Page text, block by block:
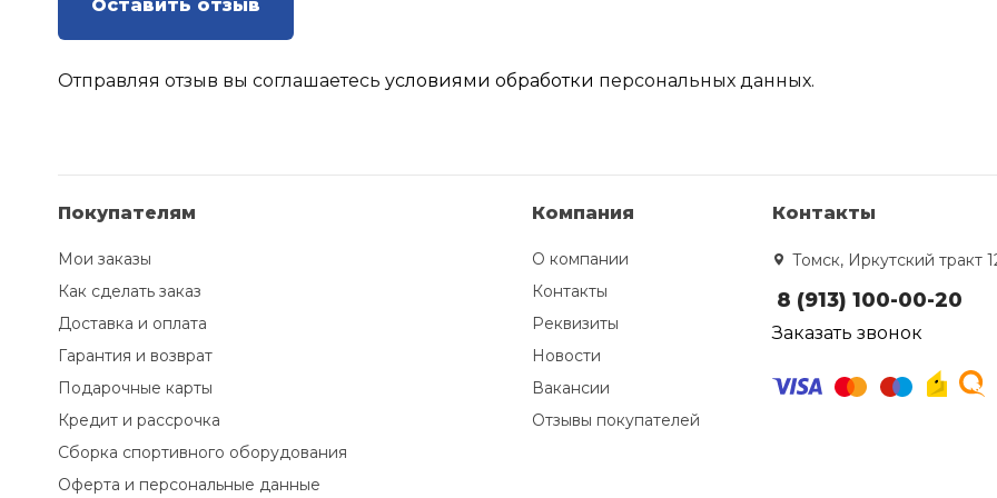
Оставить отзыв
Отправляя отзыв вы соглашаетесь условиями обработки персональных данных.
Покупателям
Мои заказы
Как сделать заказ
Доставка и оплата
Гарантия и возврат
Подарочные карты
Кредит и рассрочка
Сборка спортивного оборудования
Оферта и персональные данные
Компания
О компании
Контакты
Реквизиты
Новости
Вакансии
Отзывы покупателей
Контакты
Томск, Иркутский тракт
8 (913) 100-00-20
Заказать звонок